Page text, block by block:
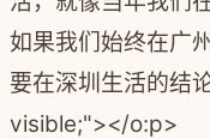
如果我们始终在广
要在深圳生活的结论
visible;"></o:p>